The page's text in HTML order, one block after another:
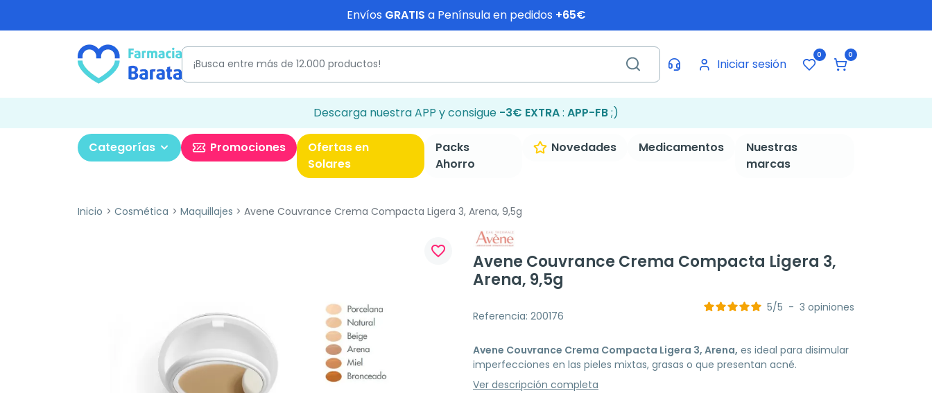
Envíos GRATIS a Península en pedidos +65€
Iniciar sesión
0 0
Descarga nuestra APP y consigue -3€ EXTRA: APP-FB;)
Categorías Promociones
Ofertas en
Solares
Packs
Ahorro
Novedades Medicamentos
Nuestras
marcas
Inicio Cosmética Maquillajes Avene Couvrance Crema Compacta Ligera 3, Arena, 9,5g
favorite_border
Avene Couvrance Crema Compacta Ligera 3,
Arena, 9,5g
Referencia: 200176
5/5 - 3 opiniones
Avene Couvrance Crema Compacta Ligera 3, Arena, es ideal para disimular
imperfecciones en las pieles mixtas, grasas o que presentan acné.
Ver descripción completa